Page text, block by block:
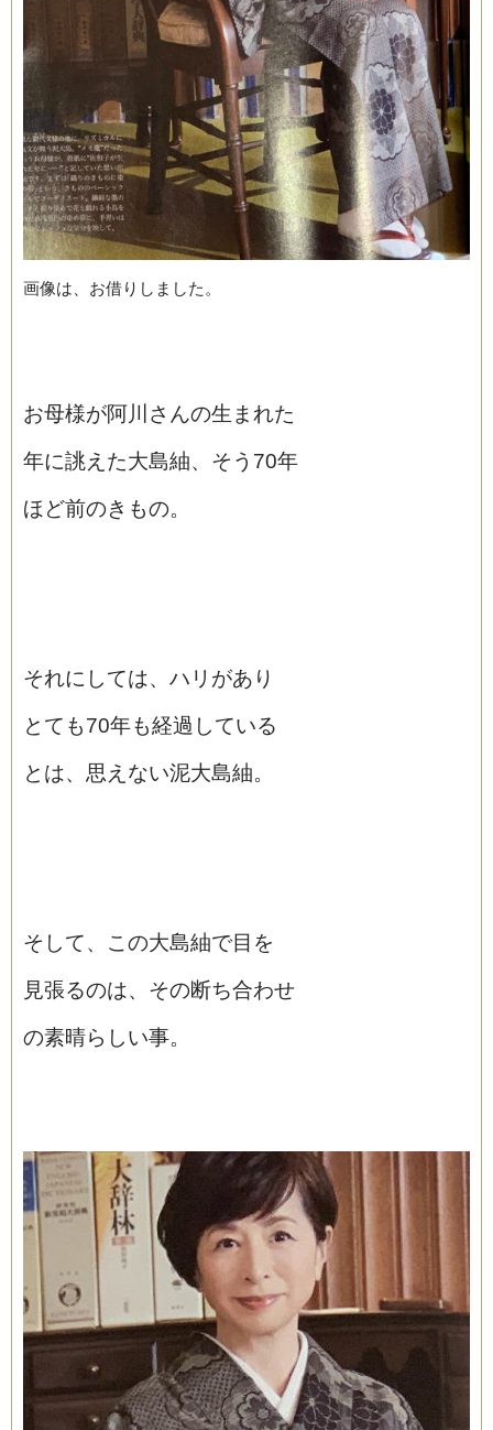
画像は、お借りしました。
お母様が阿川さんの生まれた
年に誂えた大島紬、そう70年
ほど前のきもの。
それにしては、ハリがあり
とても70年も経過している
とは、思えない泥大島紬。
そして、この大島紬で目を
見張るのは、その断ち合わせ
の素晴らしい事。